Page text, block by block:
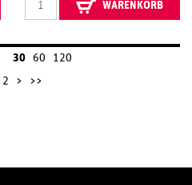
WARENKORB
30 60 120
2 > >>